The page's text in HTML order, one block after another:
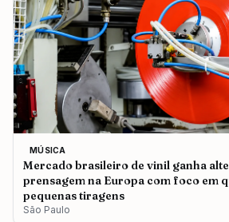
MÚSICA
Mercado brasileiro de vinil ganha
prensagem na Europa com foco em
pequenas tiragens
São Paulo